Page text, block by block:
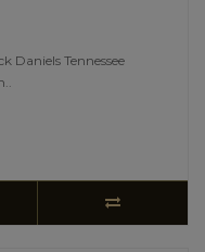
Daniels Tennessee